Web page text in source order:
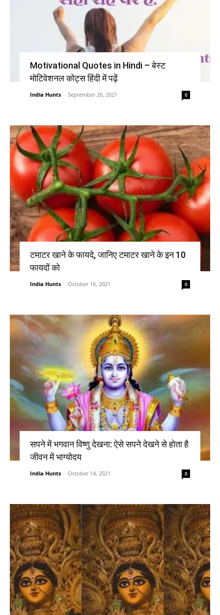
Motivational Quotes in Hindi – बेस्ट
मोटिवेशनल कोट्स हिंदी में पढ़ें
India Hunts - September 26, 2021 0
टमाटर खाने के फायदे, जानिए टमाटर खाने के इन 10
फायदों को
India Hunts - October 16, 2021 0
सपने में भगवान विष्णु देखना: ऐसे सपने देखने से होता है
जीवन में भाग्योदय
India Hunts - October 14, 2021 0